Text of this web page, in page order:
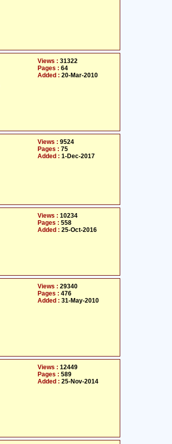
Views : 31322
Pages : 64
Added : 20-Mar-2010
Views : 9524
Pages : 75
Added : 1-Dec-2017
Views : 10234
Pages : 558
Added : 25-Oct-2016
Views : 29340
Pages : 476
Added : 31-May-2010
Views : 12449
Pages : 589
Added : 25-Nov-2014